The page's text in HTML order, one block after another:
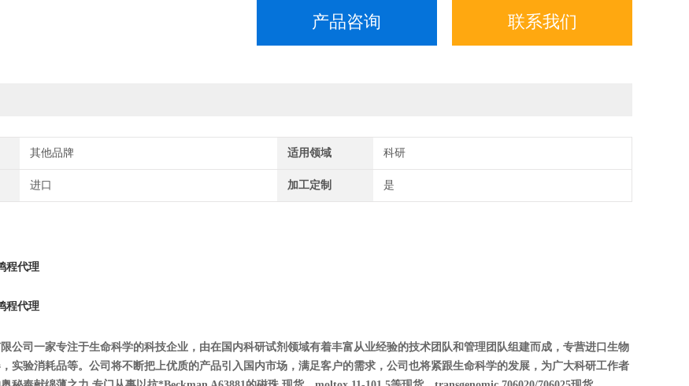
产品咨询 联系我们
其他品牌 适用领域 科研
进口 加工定制 是
程代理
程代理
公司一家专注于生命科学的科技企业，由在国内科研试剂领域有着丰富从业经验的技术团队和管理团队组建而成，专营进口生物
实验消耗品等。公司将不断把上优质的产品引入国内市场，满足客户的需求，公司也将紧跟生命科学的发展，为广大科研工作者